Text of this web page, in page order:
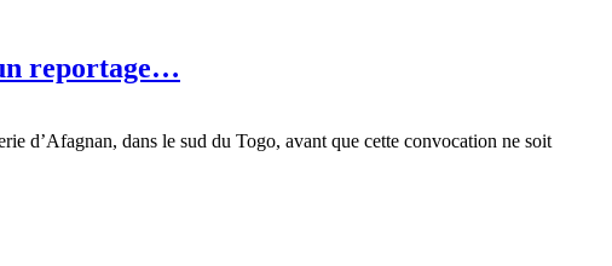
reportage…
d’Afagnan, dans le sud du Togo, avant que cette convocation ne soit